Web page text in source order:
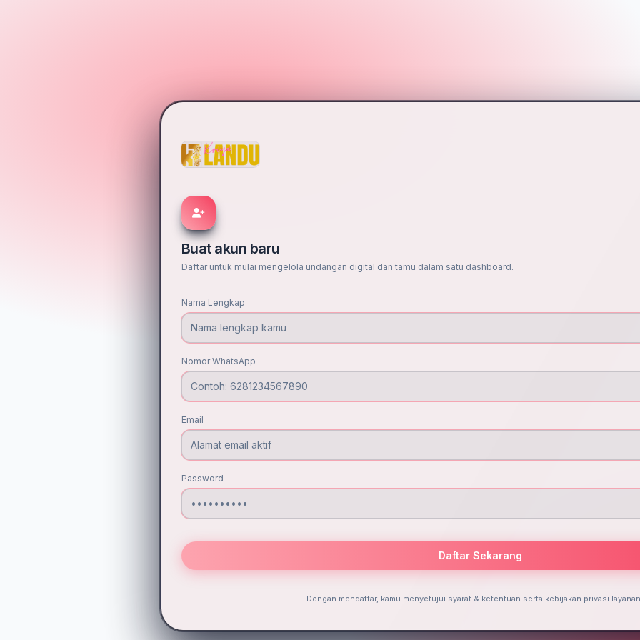
Buat akun baru
Daftar untuk mulai mengelola undangan digital dan tamu dalam satu dashboard.
Nama Lengkap
Nomor WhatsApp
Email
Password
Daftar Sekarang
Dengan mendaftar, kamu menyetujui syarat & ketentuan serta kebijakan privasi